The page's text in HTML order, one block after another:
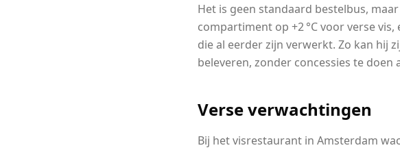
Het is geen standaard bestelbus,
compartiment op +2 °C voor verse
die al eerder zijn verwerkt. Zo kan hij
beleveren, zonder concessies te doen
Verse verwachtingen
Bij het visrestaurant in Amsterdam